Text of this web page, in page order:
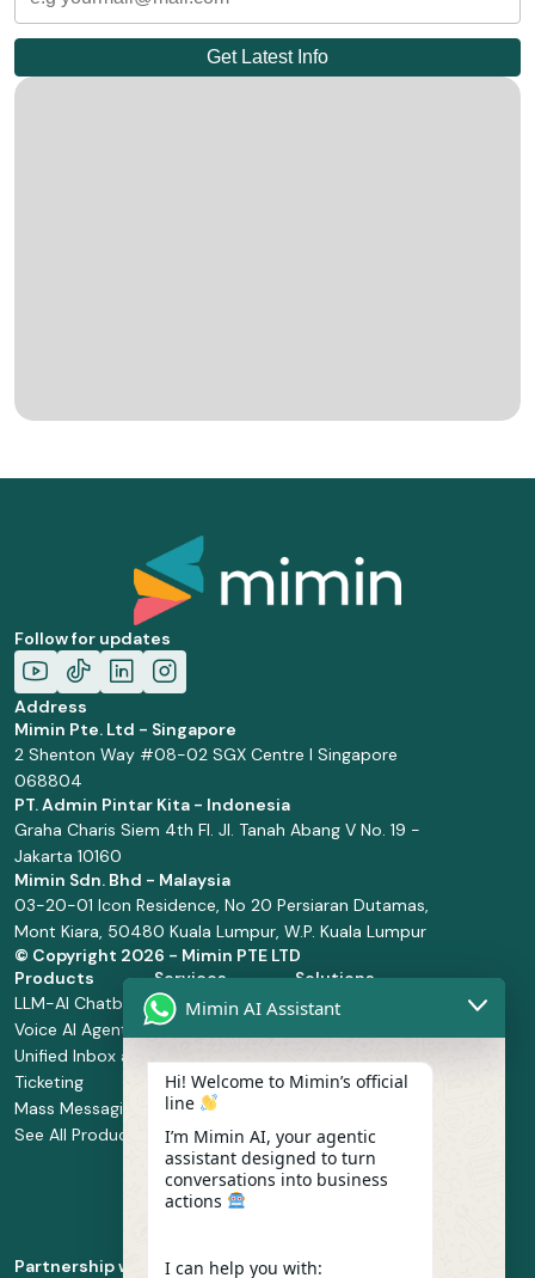
Follow for updates
Address
Mimin Pte. Ltd - Singapore
2 Shenton Way #08-02 SGX Centre I Singapore
068804
PT. Admin Pintar Kita - Indonesia
Graha Charis Siem 4th Fl. Jl. Tanah Abang V No. 19 -
Jakarta 10160
Mimin Sdn. Bhd - Malaysia
03-20-01 Icon Residence, No 20 Persiaran Dutamas,
Mont Kiara, 50480 Kuala Lumpur, W.P. Kuala Lumpur
© Copyright 2026 - Mimin PTE LTD
Products
LLM-AI Chatbot
Voice AI Agents
Unified Inbox and
Ticketing
Mass Messaging
See All Products
Services
Solution Design
and
Manage Service
Integration
Service
Implementation
Whatsapp
Business Platform
Solutions
Retail and
Health and
Food and
Beverage
Partnership with
Mimin AI Assistant
Hi! Welcome to Mimin’s official
line
I’m Mimin AI, your agentic
assistant designed to turn
conversations into business
actions
I can help you with: